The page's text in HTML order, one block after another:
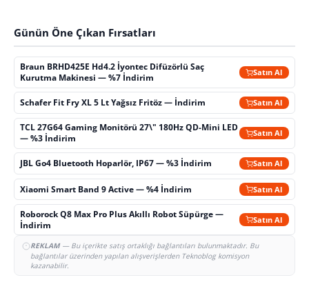
Günün Öne Çıkan Fırsatları
Braun BRHD425E Hd4.2 İyontec Difüzörlü Saç
Kurutma Makinesi — %7 İndirim
Satın Al
Schafer Fit Fry XL 5 Lt Yağsız Fritöz — İndirim Satın Al
TCL 27G64 Gaming Monitörü 27\" 180Hz QD-Mini LED
— %3 İndirim
Satın Al
JBL Go4 Bluetooth Hoparlör, IP67 — %3 İndirim Satın Al
Xiaomi Smart Band 9 Active — %4 İndirim Satın Al
Roborock Q8 Max Pro Plus Akıllı Robot Süpürge —
İndirim
Satın Al
REKLAM— Bu içerikte satış ortaklığı bağlantıları bulunmaktadır. Bu
bağlantılar üzerinden yapılan alışverişlerden Teknoblog komisyon
kazanabilir.